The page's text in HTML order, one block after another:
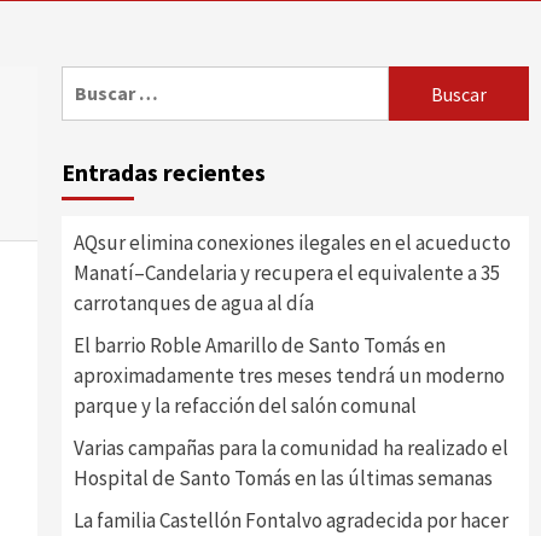
Entradas recientes
AQsur elimina conexiones ilegales en el acueducto
Manatí–Candelaria y recupera el equivalente a 35
carrotanques de agua al día
El barrio Roble Amarillo de Santo Tomás en
aproximadamente tres meses tendrá un moderno
parque y la refacción del salón comunal
Varias campañas para la comunidad ha realizado el
Hospital de Santo Tomás en las últimas semanas
La familia Castellón Fontalvo agradecida por hacer